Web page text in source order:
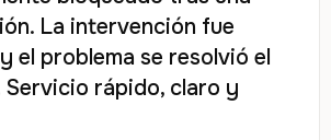
La intervención fue
el problema se resolvió el
Servicio rápido, claro y